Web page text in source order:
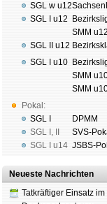
SGL w u12
SGL I u12
SGL II u12
SGL I u10
Pokal:
SGL I
SGL I ,
SGL I
u14
SMM
SMM
SMM
DPMM
SVS-
JSBS-
Neueste Nachrichten
Tatkräftiger Einsatz im